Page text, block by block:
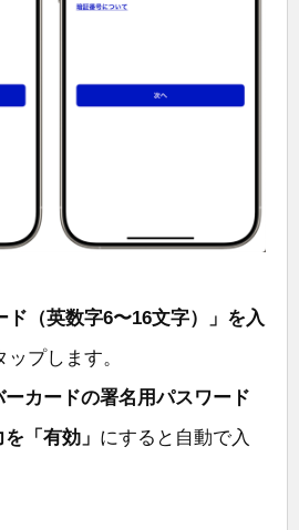
ド（英数字6〜16文字）」を入
プします。
カードの署名用パスワード
「有効」 にすると自動で入